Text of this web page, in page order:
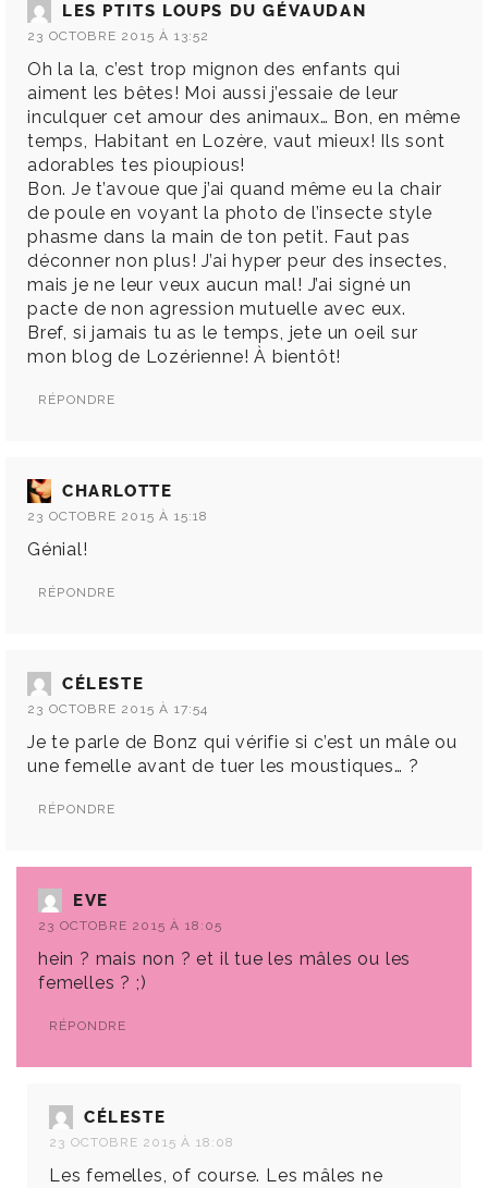
LES PTITS LOUPS DU GÉVAUDAN
23 OCTOBRE 2015 À 13:52
Oh la la, c’est trop mignon des enfants qui
aiment les bêtes! Moi aussi j’essaie de leur
inculquer cet amour des animaux… Bon, en même
temps, Habitant en Lozère, vaut mieux! Ils sont
adorables tes pioupious!
Bon. Je t’avoue que j’ai quand même eu la chair
de poule en voyant la photo de l’insecte style
phasme dans la main de ton petit. Faut pas
déconner non plus! J’ai hyper peur des insectes,
mais je ne leur veux aucun mal! J’ai signé un
pacte de non agression mutuelle avec eux.
Bref, si jamais tu as le temps, jete un oeil sur
mon blog de Lozérienne! À bientôt!
RÉPONDRE
CHARLOTTE
23 OCTOBRE 2015 À 15:18
Génial!
RÉPONDRE
CÉLESTE
23 OCTOBRE 2015 À 17:54
Je te parle de Bonz qui vérifie si c’est un mâle ou
une femelle avant de tuer les moustiques… ?
RÉPONDRE
EVE
23 OCTOBRE 2015 À 18:05
hein ? mais non ? et il tue les mâles ou les
femelles ? ;)
RÉPONDRE
CÉLESTE
23 OCTOBRE 2015 À 18:08
Les femelles, of course. Les mâles ne